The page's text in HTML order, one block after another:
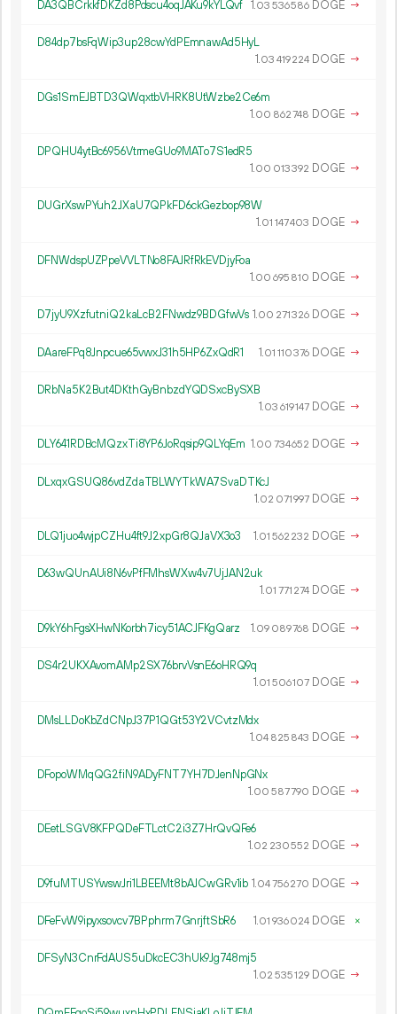
DA3QBCrkkfDKZd8Pdscu4oqJAKu9kYLQvf 1.03 536586 DOGE →
D84dp7bsFqWip3up28cwYdPEmnawAd5HyL
1.03 419224 DOGE →
DGs1SmEJBTD3QWqxtbVHRK8UtWzbe2Ce6m
1.00 862748 DOGE →
DPQHU4ytBc6956VtrmeGUo9MATo7S1edR5
1.00 013392 DOGE →
DUGrXswPYuh2JXaU7QPkFD6ckGezbop98W
1.01 147403 DOGE →
DFNWdspUZPpeVVLTNo8FAJRfRkEVDjyFoa
1.00 695 810 DOGE →
D7jyU9XzfutniQ2kaLcB2FNwdz9BDGfwVs 1.00 271326 DOGE →
DAareFPq8Jnpcue65vwxJ31h5HP6ZxQdR1 1.01 110376 DOGE →
DRbNa5K2But4DKthGyBnbzdYQDSxcBySXB
1.03 619147 DOGE →
DLY641RDBcMQzxTi8YP6JoRqsip9QLYqEm 1.00 734652 DOGE →
DLxqxGSUQ86vdZdaTBLWYTkWA7SvaDTKcJ
1.02 071997 DOGE →
DLQ1juo4wjpCZHu4ft9J2xpGr8QJaVX3o3 1.01 562 232 DOGE →
D63wQUnAUi8N6vPfFMhsWXw4v7UjJAN2uk
1.01 771 274 DOGE →
D9kY6hFgsXHwNKorbh7icy51ACJFKgQarz 1.09 089768 DOGE →
DS4r2UKXAvomAMp2SX76brvVsnE6oHRQ9q
1.01 506107 DOGE →
DMsLLDoKbZdCNpJ37P1QGt53Y2VCvtzMdx
1.04 825 843 DOGE →
DFopoWMqQG2fiN9ADyFNT7YH7DJenNpGNx
1.00 587790 DOGE →
DEetLSGV8KFPQDeFTLctC2i3Z7HrQvQFe6
1.02 230552 DOGE →
D9fuMTUSYwswJri1LBEEMt8bAJCwGRv1ib 1.04756270 DOGE →
DFeFvW9ipyxsovcv7BPphrm7GnrjftSbR6 1.01 936024 DOGE ×
DFSyN3CnrFdAUS5uDkcEC3hUk9Jg748mj5
1.02 535129 DOGE →